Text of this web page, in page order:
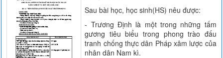
Sau bài học, học sinh(HS) nêu được:
- Trương Định là một trong những tấm
gương tiêu biểu trong phong trào đấu
tranh chống thực dân Pháp xâm lược của
nhân dân Nam kì.